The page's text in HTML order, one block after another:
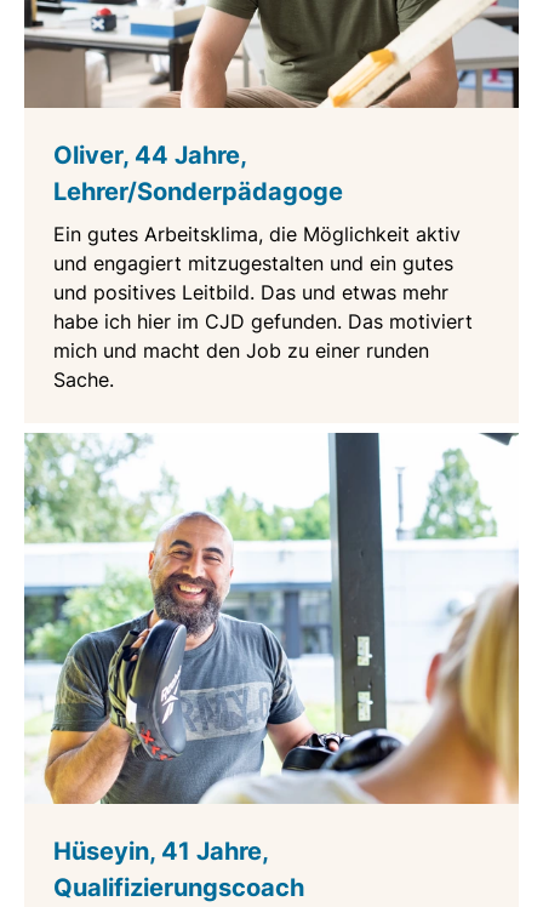
Oliver, 44 Jahre,
Lehrer/Sonderpädagoge
Ein gutes Arbeitsklima, die Möglichkeit aktiv
und engagiert mitzugestalten und ein gutes
und positives Leitbild. Das und etwas mehr
habe ich hier im CJD gefunden. Das motiviert
mich und macht den Job zu einer runden
Sache.
Hüseyin, 41 Jahre,
Qualifizierungscoach